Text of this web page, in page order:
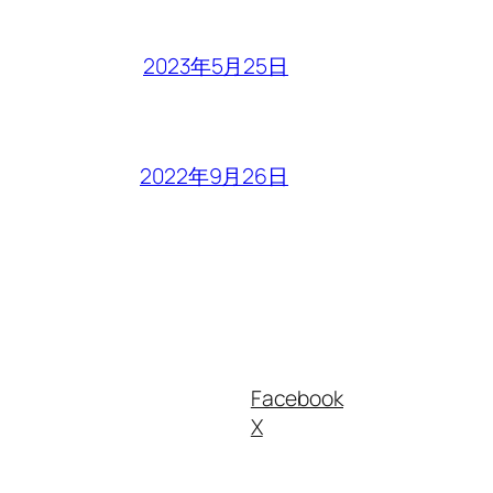
2023年5月25日
2022年9月26日
Facebook
X